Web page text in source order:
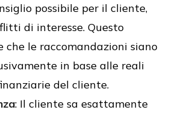
possibile per il cliente,
di interesse. Questo
che le raccomandazioni siano
in base alle reali
del cliente.
: Il cliente sa esattamente